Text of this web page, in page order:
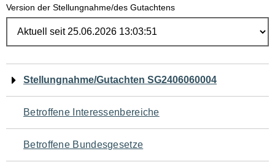
Version der Stellungnahme/des Gutachtens
Navigation
für
den
Seiteninhalt
Stellungnahme/Gutachten SG2406060004
Betroffene Interessenbereiche
Betroffene Bundesgesetze